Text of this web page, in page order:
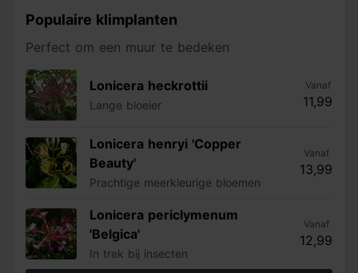
Populaire klimplanten
Perfect om een muur te bedeken
Lonicera heckrottii
Lange bloeier
Vanaf
11,99
Lonicera henryi 'Copper
Beauty'
Prachtige meerkleurige bloemen
Vanaf
13,99
Lonicera periclymenum
'Belgica'
In trek bij insecten
Vanaf
12,99